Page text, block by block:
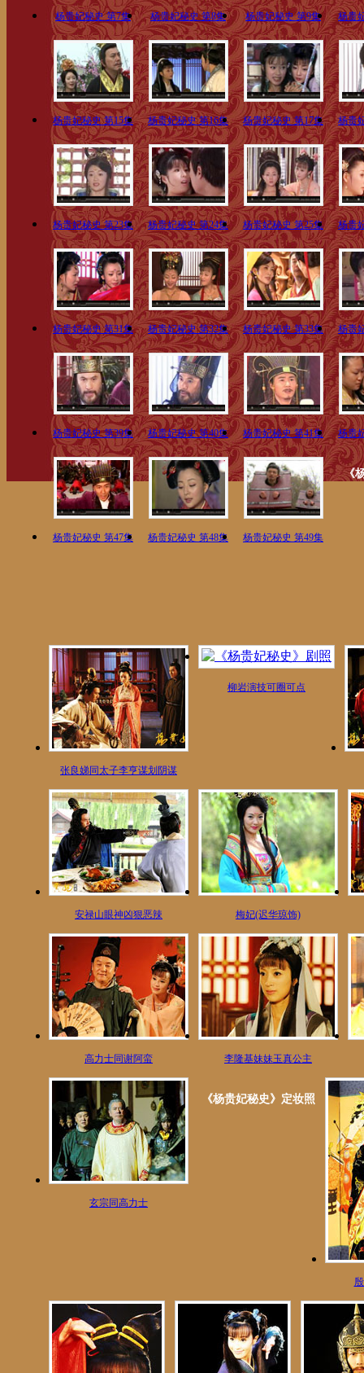
杨贵妃秘史 第7集 杨贵妃秘史 第8集 杨贵妃秘史 第9集 杨贵
杨贵妃秘史 第15集 杨贵妃秘史 第16集 杨贵妃秘史 第17集 杨贵
杨贵妃秘史 第23集 杨贵妃秘史 第24集 杨贵妃秘史 第25集 杨贵
杨贵妃秘史 第31集 杨贵妃秘史 第32集 杨贵妃秘史 第33集 杨贵
杨贵妃秘史 第39集 杨贵妃秘史 第40集 杨贵妃秘史 第41集 杨贵
杨贵妃秘史 第47集 杨贵妃秘史 第48集 杨贵妃秘史 第49集
《
张良娣同太子李亨谋划阴谋
柳岩演技可圈可点
安禄山眼神凶狠恶辣 梅妃(迟华琼饰)
高力士同谢阿蛮 李隆基妹妹玉真公主
玄宗同高力士
《杨贵妃秘史》定妆照